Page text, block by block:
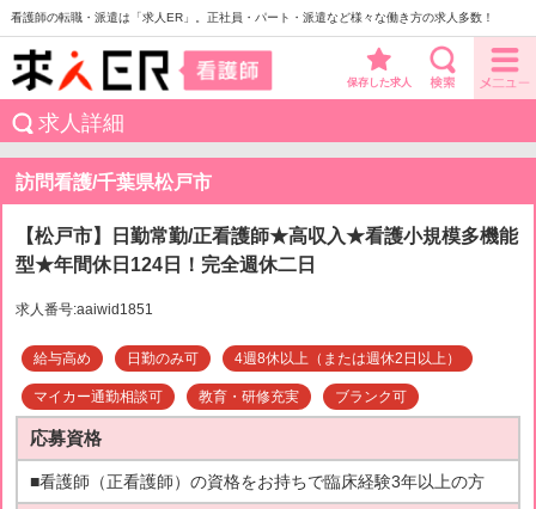
看護師の転職・派遣は「求人ER」。正社員・パート・派遣など様々な働き方の求人多数！
保存した求人
求人詳細
訪問看護/千葉県松戸市
【松戸市】日勤常勤/正看護師★高収入★看護小規模多機能
型★年間休日124日！完全週休二日
求人番号:aaiwid1851
給与高め 日勤のみ可 4週8休以上（または週休2日以上）
マイカー通勤相談可 教育・研修充実 ブランク可
応募資格
■看護師（正看護師）の資格をお持ちで臨床経験3年以上の方